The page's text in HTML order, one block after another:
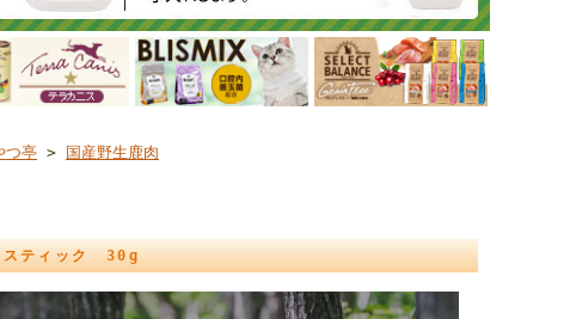
つ亭 >
国産野生鹿肉
スティック 30g